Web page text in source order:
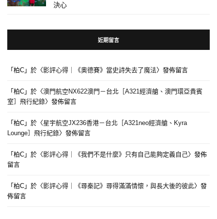
決心
近期留言
「 柏C 」於〈影評心得｜《奧德賽》當史詩失去了魔法〉發佈留言
「 柏C 」於〈澳門航空NX622澳門－台北［A321經濟艙、澳門環亞貴賓
室］飛行紀錄〉發佈留言
「 柏C 」於〈星宇航空JX236香港－台北［A321neo經濟艙、Kyra
Lounge］飛行紀錄〉發佈留言
「 柏C 」於〈影評心得｜《我們不是什麼》只有自己能夠定義自己〉發佈
留言
「 柏C 」於〈影評心得｜《尋秦記》尋得滿滿情懷，與長大後的彼此〉發
佈留言